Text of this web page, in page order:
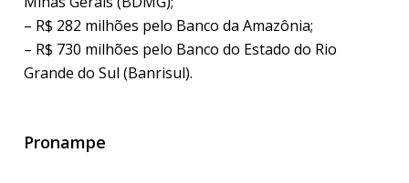
– R$ 282 milhões pelo Banco da Amazônia;
– R$ 730 milhões pelo Banco do Estado do Rio
Grande do Sul (Banrisul).
Pronampe